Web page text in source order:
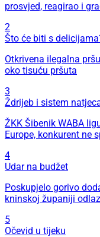
prosvjed, reagirao i
2
Što će biti s
Otkrivena ilegalna
oko tisuću pršuta
3
Ždrijeb i sistem
ŽKK Šibenik WABA
Europe, konkurent ne
4
Udar na budžet
Poskupjelo gorivo
kninskoj županiji
5
Očevid u tijeku